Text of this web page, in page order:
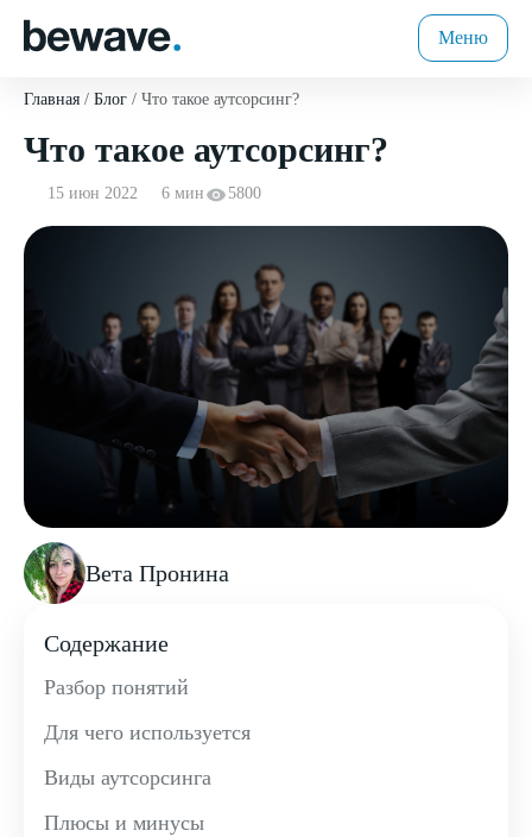
Меню
Главная Блог Что такое аутсорсинг?
Что такое аутсорсинг?
15 июн 2022 6 мин 5800
Вета Пронина
Содержание
Разбор понятий
Для чего используется
Виды аутсорсинга
Плюсы и минусы